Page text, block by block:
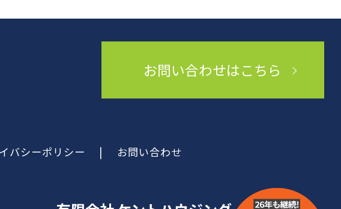
お問い合わせはこちら
バシーポリシー | お問い合わせ